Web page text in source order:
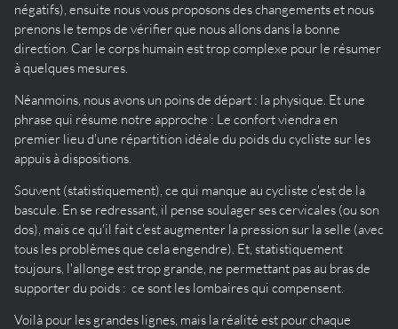
négatifs), ensuite nous vous proposons des changements et nous
prenons le temps de vérifier que nous allons dans la bonne
direction. Car le corps humain est trop complexe pour le résumer
à quelques mesures.
Néanmoins, nous avons un poins de départ : la physique. Et une
phrase qui résume notre approche : Le confort viendra en
premier lieu d'une répartition idéale du poids du cycliste sur les
appuis à dispositions.
Souvent (statistiquement), ce qui manque au cycliste c'est de la
bascule. En se redressant, il pense soulager ses cervicales (ou son
dos), mais ce qu'il fait c'est augmenter la pression sur la selle (avec
tous les problèmes que cela engendre). Et, statistiquement
toujours, l'allonge est trop grande, ne permettant pas au bras de
supporter du poids : ce sont les lombaires qui compensent.
Voilà pour les grandes lignes, mais la réalité est pour chaque